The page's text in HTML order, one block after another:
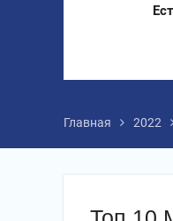
Главная 2022